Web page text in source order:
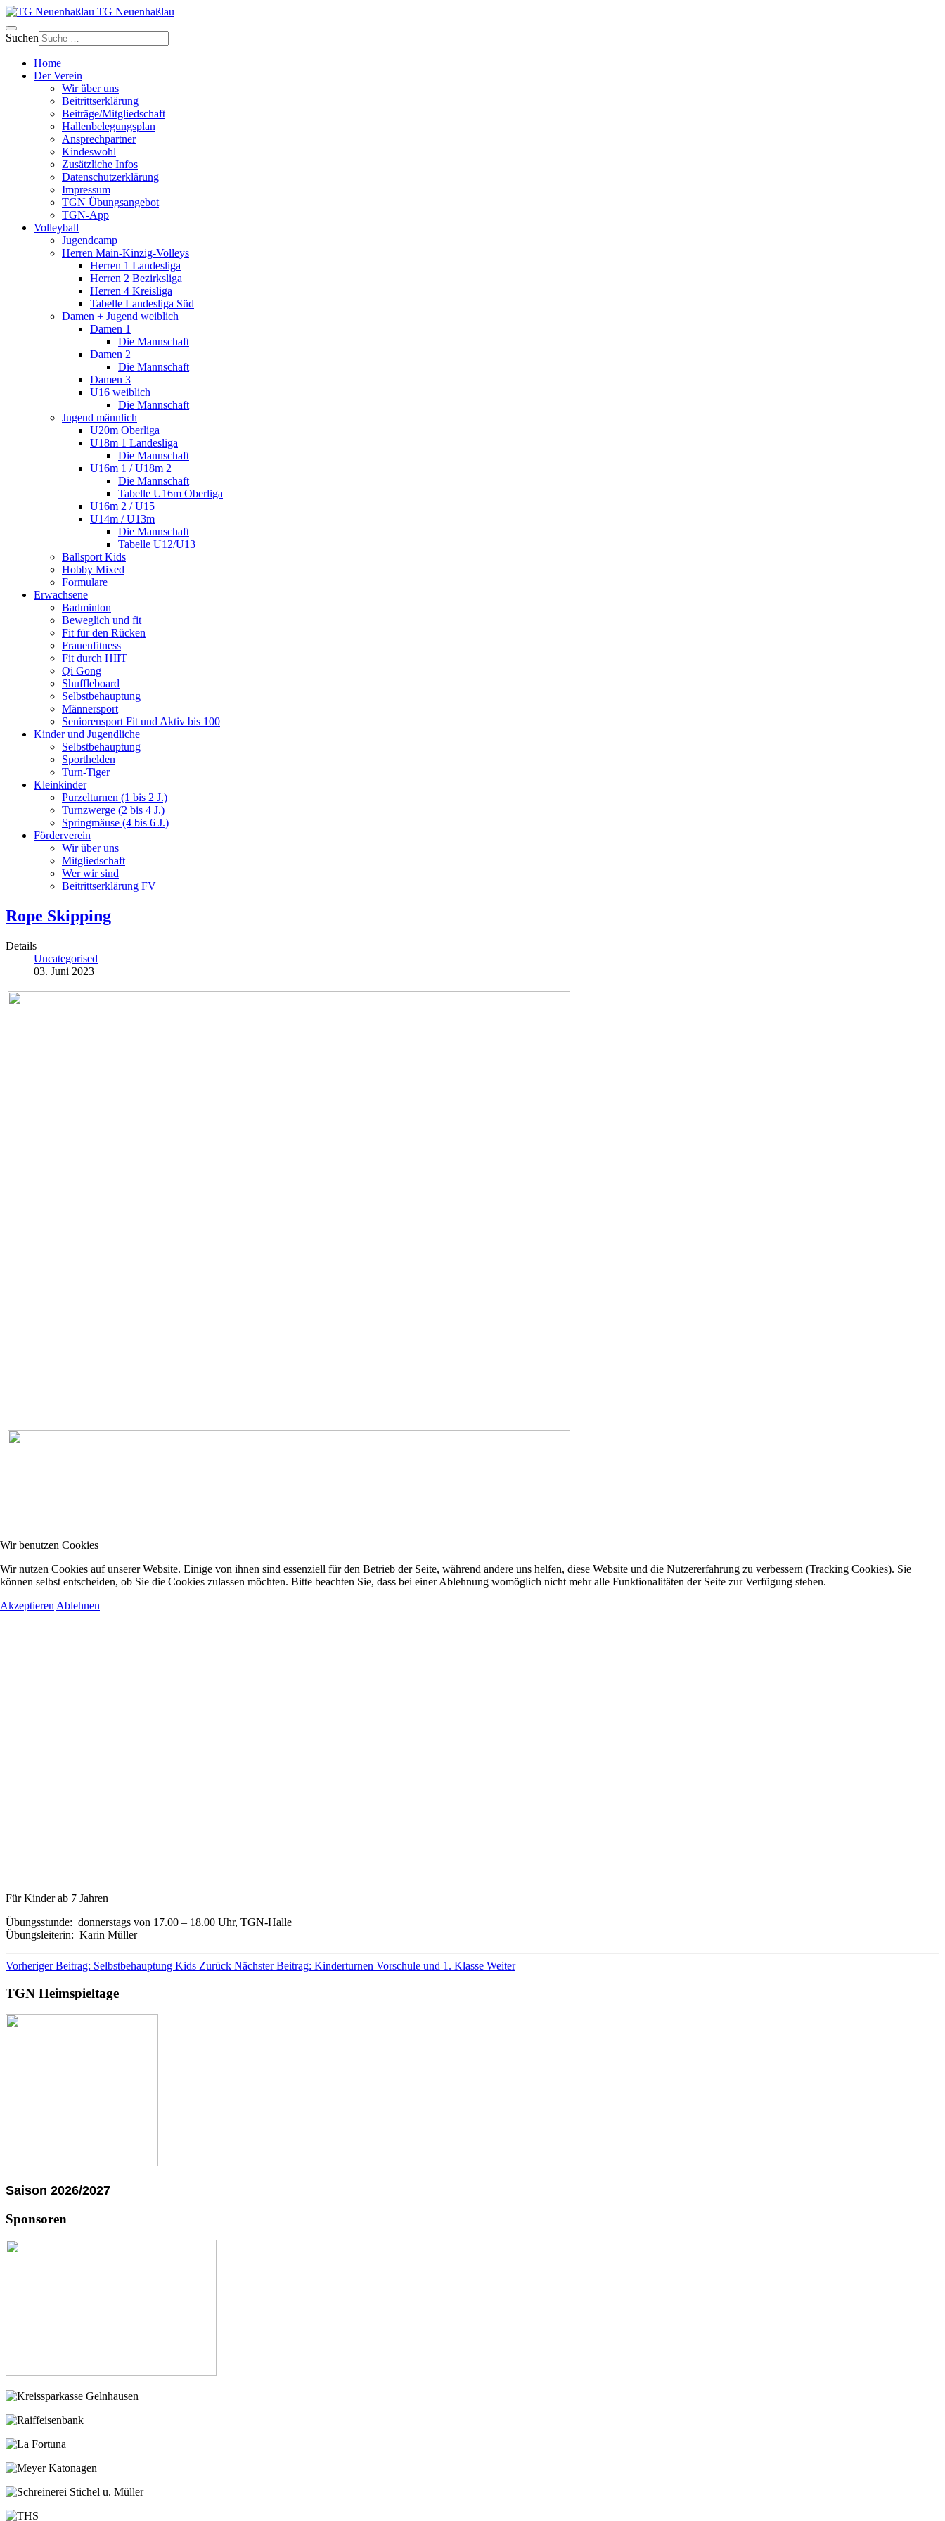
TG Neuenhaßlau
Suchen
Home
Der Verein
Wir über uns
Beitrittserklärung
Beiträge/Mitgliedschaft
Hallenbelegungsplan
Ansprechpartner
Kindeswohl
Zusätzliche Infos
Datenschutzerklärung
Impressum
TGN Übungsangebot
TGN-App
Volleyball
Jugendcamp
Herren Main-Kinzig-Volleys
Herren 1 Landesliga
Herren 2 Bezirksliga
Herren 4 Kreisliga
Tabelle Landesliga Süd
Damen + Jugend weiblich
Damen 1
Die Mannschaft
Damen 2
Die Mannschaft
Damen 3
U16 weiblich
Die Mannschaft
Jugend männlich
U20m Oberliga
U18m 1 Landesliga
Die Mannschaft
U16m 1 / U18m 2
Die Mannschaft
Tabelle U16m Oberliga
U16m 2 / U15
U14m / U13m
Die Mannschaft
Tabelle U12/U13
Ballsport Kids
Hobby Mixed
Formulare
Erwachsene
Badminton
Beweglich und fit
Fit für den Rücken
Frauenfitness
Fit durch HIIT
Qi Gong
Shuffleboard
Selbstbehauptung
Männersport
Seniorensport Fit und Aktiv bis 100
Kinder und Jugendliche
Selbstbehauptung
Sporthelden
Turn-Tiger
Kleinkinder
Purzelturnen (1 bis 2 J.)
Turnzwerge (2 bis 4 J.)
Springmäuse (4 bis 6 J.)
Förderverein
Wir über uns
Mitgliedschaft
Wer wir sind
Beitrittserklärung FV
Rope Skipping
Details
Uncategorised
03. Juni 2023
Für Kinder ab 7 Jahren
Übungsstunde: donnerstags von 17.00 – 18.00 Uhr, TGN-Halle
Übungsleiterin: Karin Müller
Vorheriger Beitrag: Selbstbehauptung Kids Zurück Nächster Beitrag: Kinderturnen Vorschule und 1. Klasse Weiter
TGN Heimspieltage
Saison 2026/2027
Sponsoren
Wir benutzen Cookies
Wir nutzen Cookies auf unserer Website. Einige von ihnen sind essenziell für den Betrieb der Seite, während andere uns helfen, diese Website und die Nutzererfahrung zu verbessern (Tracking Cookies). Sie
können selbst entscheiden, ob Sie die Cookies zulassen möchten. Bitte beachten Sie, dass bei einer Ablehnung womöglich nicht mehr alle Funktionalitäten der Seite zur Verfügung stehen.
Akzeptieren Ablehnen